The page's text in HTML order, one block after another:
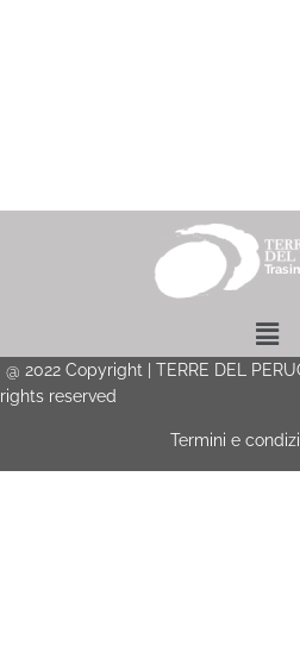
Menu
@ 2022 Copyright | TERRE DEL
rights reserved
Termini e